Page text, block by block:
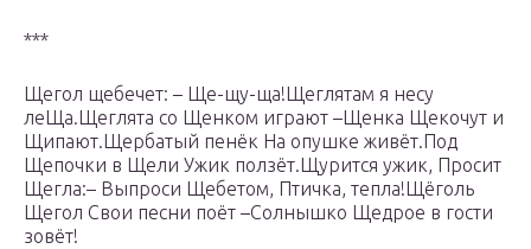
***
Щегол щебечет: – Ще-щу-ща!Щеглятам я несу
леЩа.Щеглята со Щенком играют –Щенка Щекочут и
Щипают.Щербатый пенёк На опушке живёт.Под
Щепочки в Щели Ужик ползёт.Щурится ужик, Просит
Щегла:– Выпроси Щебетом, Птичка, тепла!Щёголь
Щегол Свои песни поёт –Солнышко Щедрое в гости
зовёт!